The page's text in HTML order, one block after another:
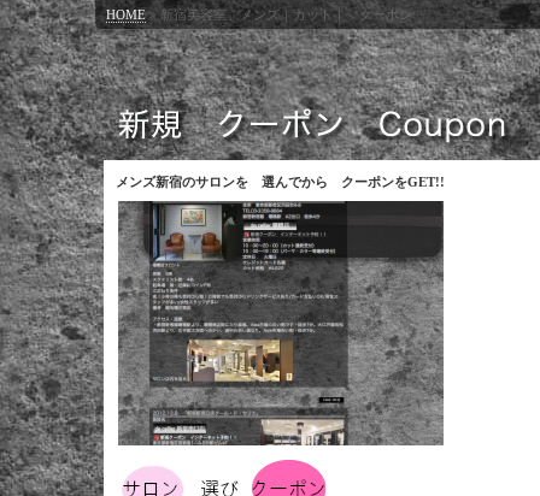
HOME> 新宿美容室 メンズ｜カット｜ クーポン
メンズ新宿のサロンを 選んでから クーポンをGET!!